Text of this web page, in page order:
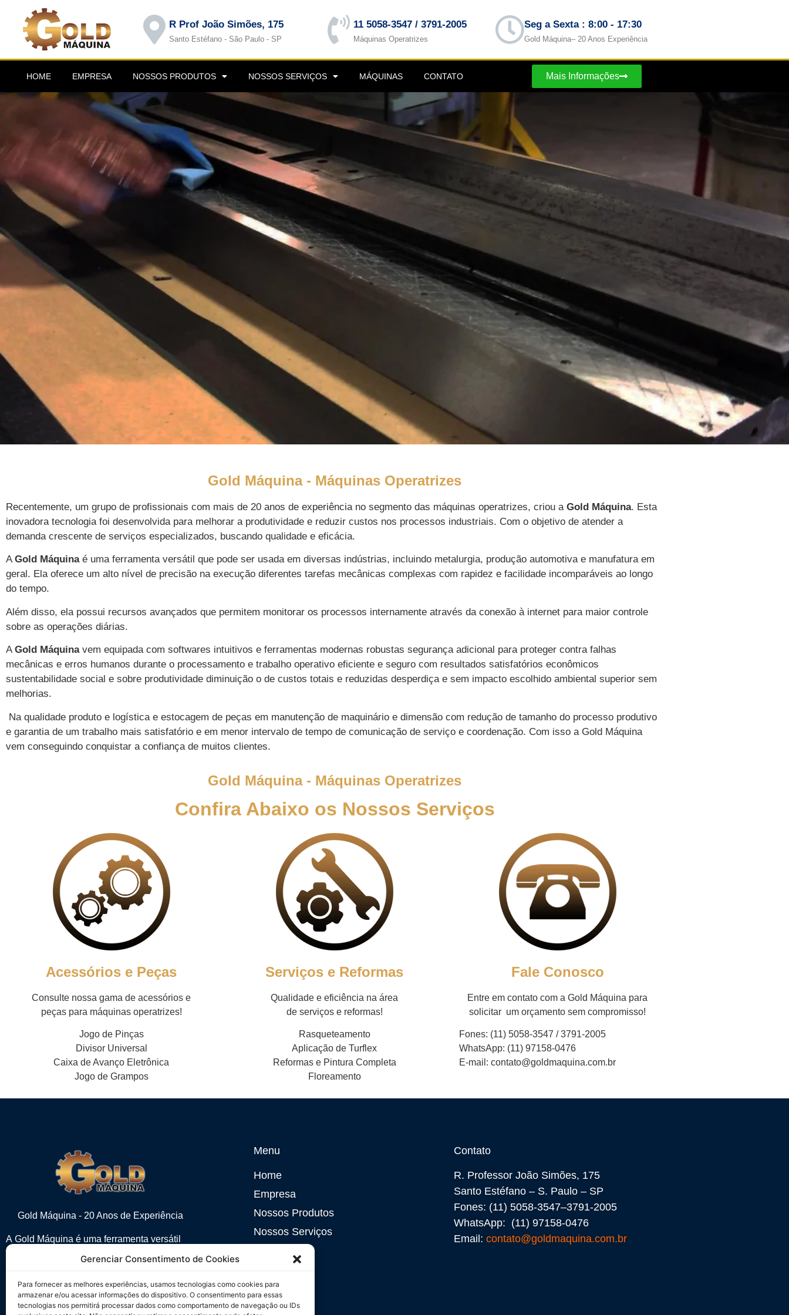
Gerenciar Consentimento de Cookies
Para fornecer as melhores experiências, usamos tecnologias como cookies para
armazenar e/ou acessar informações do dispositivo. O consentimento para essas
tecnologias nos permitirá processar dados como comportamento de navegação ou IDs
R Prof João Simões, 175
Santo Estéfano - São Paulo - SP
11 5058-3547 / 3791-2005
Máquinas Operatrizes
Seg a Sexta : 8:00 - 17:30
Gold Máquina– 20 Anos Experiência
HOME EMPRESA NOSSOS PRODUTOS NOSSOS SERVIÇOS MÁQUINAS CONTATO Mais Informações
Acessórios e Peças
Consulte nossa gama de acessórios e peças
para máquinas operatrizes!
Gold Máquina - Máquinas Operatrizes
Recentemente, um grupo de profissionais com mais de 20 anos de experiência no segmento das máquinas operatrizes, criou a Gold Máquina. Esta
inovadora tecnologia foi desenvolvida para melhorar a produtividade e reduzir custos nos processos industriais. Com o objetivo de atender a
demanda crescente de serviços especializados, buscando qualidade e eficácia.
AGold Máquinaé uma ferramenta versátil que pode ser usada em diversas indústrias, incluindo metalurgia, produção automotiva e manufatura em
geral. Ela oferece um alto nível de precisão na execução diferentes tarefas mecânicas complexas com rapidez e facilidade incomparáveis ao longo
do tempo.
Além disso, ela possui recursos avançados que permitem monitorar os processos internamente através da conexão à internet para maior controle
sobre as operações diárias.
AGold Máquinavem equipada com softwares intuitivos e ferramentas modernas robustas segurança adicional para proteger contra falhas
mecânicas e erros humanos durante o processamento e trabalho operativo eficiente e seguro com resultados satisfatórios econômicos
sustentabilidade social e sobre produtividade diminuição o de custos totais e reduzidas desperdiça e sem impacto escolhido ambiental superior sem
melhorias.
Na qualidade produto e logística e estocagem de peças em manutenção de maquinário e dimensão com redução de tamanho do processo produtivo
e garantia de um trabalho mais satisfatório e em menor intervalo de tempo de comunicação de serviço e coordenação. Com isso a Gold Máquina
vem conseguindo conquistar a confiança de muitos clientes.
Gold Máquina - Máquinas Operatrizes
Confira Abaixo os Nossos Serviços
Acessórios e Peças
Consulte nossa gama de acessórios e
peças para máquinas operatrizes!
Jogo de Pinças
Divisor Universal
Caixa de Avanço Eletrônica
Jogo de Grampos
Serviços e Reformas
Qualidade e eficiência na área
de serviços e reformas!
Rasqueteamento
Aplicação de Turflex
Reformas e Pintura Completa
Floreamento
Fale Conosco
Entre em contato com a Gold Máquina para
solicitar um orçamento sem compromisso!
Fones: (11) 5058-3547 / 3791-2005
WhatsApp: (11) 97158-0476
E-mail: contato@goldmaquina.com.br
Gold Máquina - 20 Anos de Experiência
A Gold Máquina é uma ferramenta versátil
que pode ser usada em diversas indústrias,
manufatura em geral.
Menu
Home
Empresa
Nossos Produtos
Nossos Serviços
Contato
R. Professor João Simões, 175
Santo Estéfano – S. Paulo – SP
Fones: (11) 5058-3547–3791-2005
WhatsApp: (11) 97158-0476
Email: contato@goldmaquina.com.br